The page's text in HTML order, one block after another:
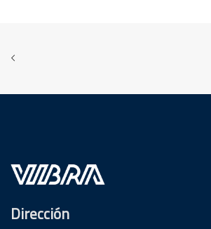
Dirección